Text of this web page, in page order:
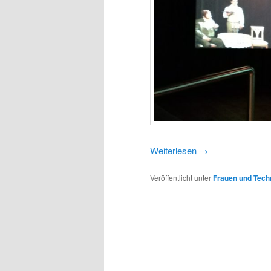
Weiterlesen →
Veröffentlicht unterFrauen und